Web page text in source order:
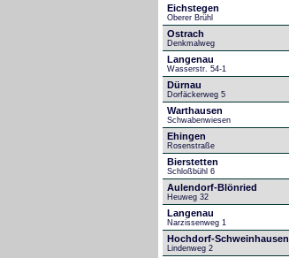
Eichstegen
Oberer Brühl
Ostrach
Denkmalweg
Langenau
Wasserstr. 54-1
Dürnau
Dorfäckerweg 5
Warthausen
Schwabenwiesen
Ehingen
Rosenstraße
Bierstetten
Schloßbühl 6
Aulendorf-Blönried
Heuweg 32
Langenau
Narzissenweg 1
Hochdorf-Schweinhausen
Lindenweg 2